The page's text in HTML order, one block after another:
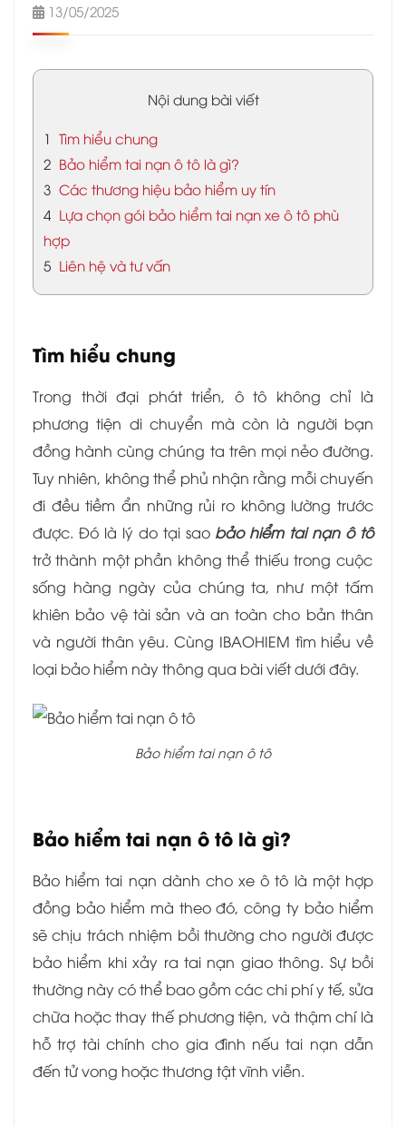
13/05/2025
Nội dung bài viết
1 Tìm hiểu chung
2 Bảo hiểm tai nạn ô tô là gì?
3 Các thương hiệu bảo hiểm uy tín
4 Lựa chọn gói bảo hiểm tai nạn xe ô tô phù
hợp
5 Liên hệ và tư vấn
Tìm hiểu chung
Trong thời đại phát triển, ô tô không chỉ là
phương tiện di chuyển mà còn là người bạn
đồng hành cùng chúng ta trên mọi nẻo đường.
Tuy nhiên, không thể phủ nhận rằng mỗi chuyến
đi đều tiềm ẩn những rủi ro không lường trước
được. Đó là lý do tại sao bảo hiểm tai nạn ô tô
trở thành một phần không thể thiếu trong cuộc
sống hàng ngày của chúng ta, như một tấm
khiên bảo vệ tài sản và an toàn cho bản thân
và người thân yêu. Cùng IBAOHIEM tìm hiểu về
loại bảo hiểm này thông qua bài viết dưới đây.
Bảo hiểm tai nạn ô tô
Bảo hiểm tai nạn ô tô là gì?
Bảo hiểm tai nạn dành cho xe ô tô là một hợp
đồng bảo hiểm mà theo đó, công ty bảo hiểm
sẽ chịu trách nhiệm bồi thường cho người được
bảo hiểm khi xảy ra tai nạn giao thông. Sự bồi
thường này có thể bao gồm các chi phí y tế, sửa
chữa hoặc thay thế phương tiện, và thậm chí là
hỗ trợ tài chính cho gia đình nếu tai nạn dẫn
đến tử vong hoặc thương tật vĩnh viễn.